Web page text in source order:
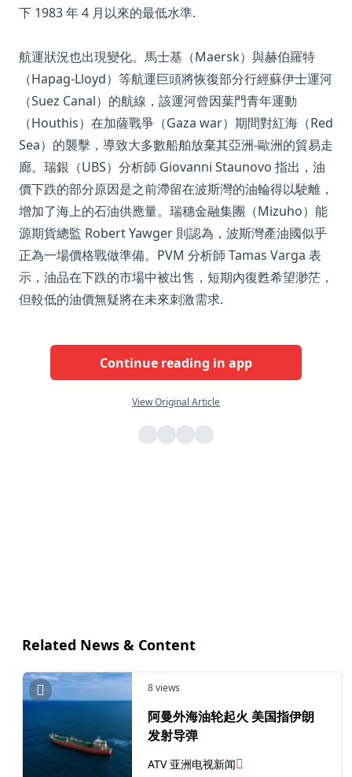
下 1983 年 4 月以來的最低水準.
航運狀況也出現變化。馬士基（Maersk）與赫伯羅特
（Hapag-Lloyd）等航運巨頭將恢復部分行經蘇伊士運河
（Suez Canal）的航線，該運河曾因葉門青年運動
（Houthis）在加薩戰爭（Gaza war）期間對紅海（Red
Sea）的襲擊，導致大多數船舶放棄其亞洲-歐洲的貿易走
廊。瑞銀（UBS）分析師 Giovanni Staunovo 指出，油
價下跌的部分原因是之前滯留在波斯灣的油輪得以駛離，
增加了海上的石油供應量。瑞穗金融集團（Mizuho）能
源期貨總監 Robert Yawger 則認為，波斯灣產油國似乎
正為一場價格戰做準備。PVM 分析師 Tamas Varga 表
示，油品在下跌的市場中被出售，短期內復甦希望渺茫，
但較低的油價無疑將在未來刺激需求.
Continue reading in app
View Original Article
Related News & Content
8 views
阿曼外海油轮起火 美国指伊朗
发射导弹
ATV 亚洲电视新闻